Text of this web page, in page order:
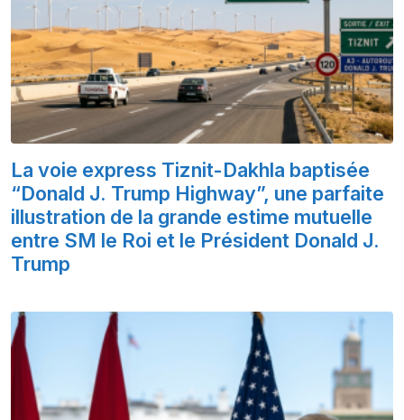
La voie express Tiznit-Dakhla baptisée
“Donald J. Trump Highway”, une parfaite
illustration de la grande estime mutuelle
entre SM le Roi et le Président Donald J.
Trump